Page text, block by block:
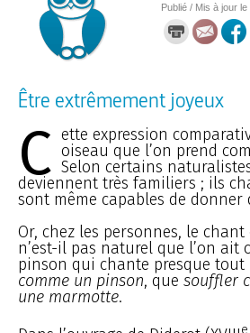
Publié / Mis à jour le
Être extrêmement joyeux
C ette expression
oiseau que l’on prend
Selon certains
deviennent très familiers ; ils
sont même capables de donner
Or, chez les personnes, le
n’est-il pas naturel que l’on ait
pinson qui chante presque
comme un pinson, que souffler
une marmotte.
e